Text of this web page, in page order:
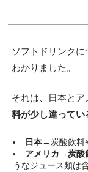
ソフトドリンク
わかりました。
それは、日本とア
料が少し違ってい
日本→炭酸飲料
アメリカ→ 炭酸
うなジュース類は